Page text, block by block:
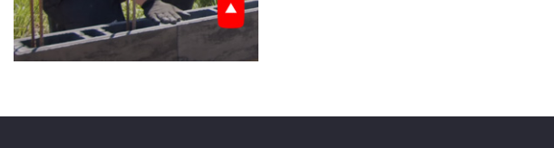
Nie pokazuj ponownie